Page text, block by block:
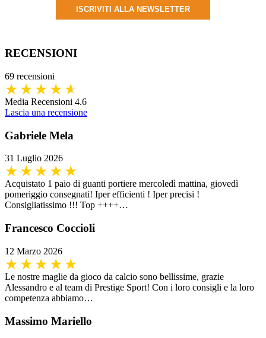
ISCRIVITI ALLA NEWSLETTER
RECENSIONI
69 recensioni
Media Recensioni 4.6
Lascia una recensione
Gabriele Mela
31 Luglio 2026
Acquistato 1 paio di guanti portiere mercoledì mattina, giovedì
pomeriggio consegnati! Iper efficienti ! Iper precisi !
Consigliatissimo !!! Top ++++…
Francesco Coccioli
12 Marzo 2026
Le nostre maglie da gioco da calcio sono bellissime, grazie
Alessandro e al team di Prestige Sport! Con i loro consigli e la loro
competenza abbiamo…
Massimo Mariello